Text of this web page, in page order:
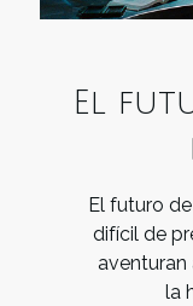
El
El futuro
difícil de
aventuran
la